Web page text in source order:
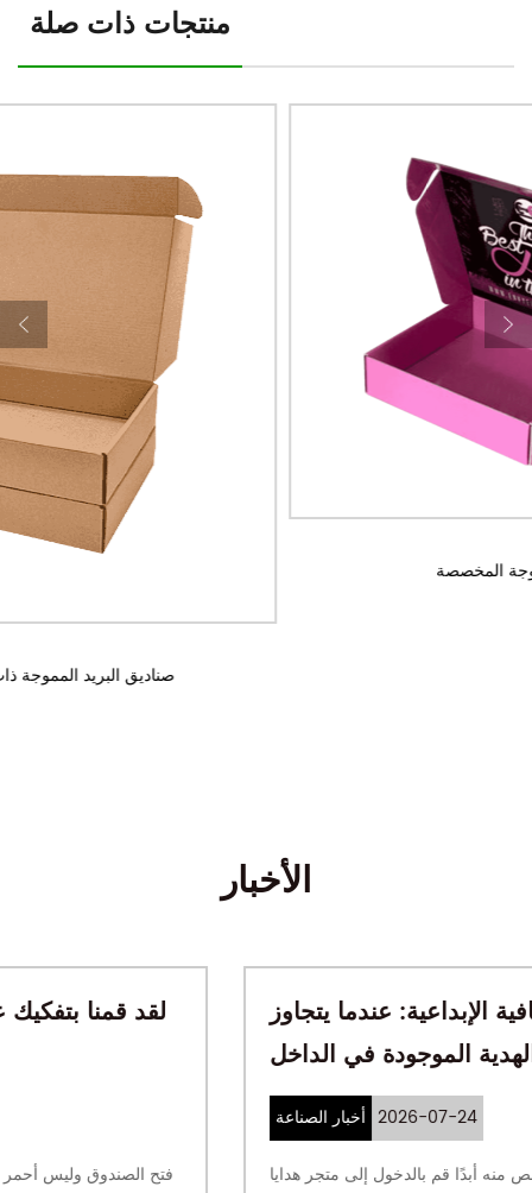
منتجات ذات صلة
الأخبار
صناديق الهدايا الثقافية الإبداعية: عندما يتجاوز
عمر الصندوق الهدية الموجودة في الداخل
الصندوق الذي لا يتم التخلص منه أبدًا قم بالدخول إلى متجر هدايا